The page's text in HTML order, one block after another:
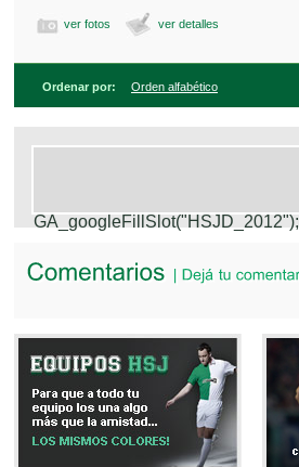
ver fotos ver detalles
Ordenar por: Orden alfabético
GA_googleFillSlot("HSJD_2012");